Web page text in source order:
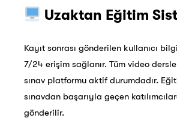
Uzaktan Eğitim
Kayıt sonrası gönderilen kullanıcı
7/24 erişim sağlanır. Tüm video
sınav platformu aktif durumdadır.
sınavdan başarıyla geçen
gönderilir.